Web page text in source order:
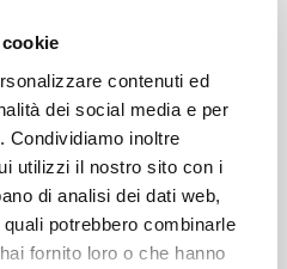
contenuti ed
dei social media e per
Condividiamo inoltre
utilizzi il nostro sito con i
di analisi dei dati web,
potrebbero combinarle
fornito loro o che hanno